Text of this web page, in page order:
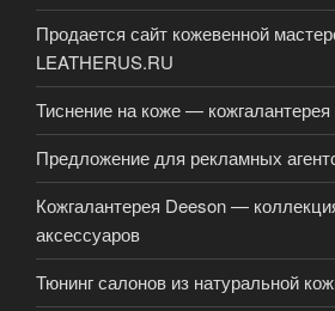
Продается сайт кожевенной
LEATHERUS.RU
Тиснение на коже — кожгалантерея
Предложение для рекламных
Кожгалантерея Deeson —
аксессуаров
Тюнинг салонов из натуральной